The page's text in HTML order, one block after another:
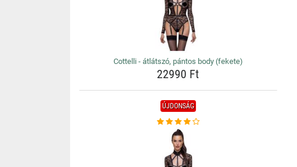
Cottelli - átlátszó, pántos body (fekete)
22990 Ft
ÚJDONSÁG